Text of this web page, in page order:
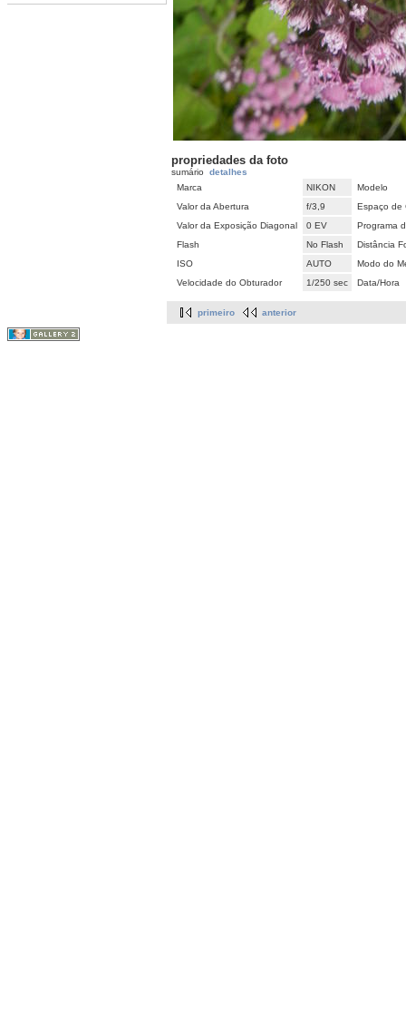
propriedades da foto
sumário detalhes
Marca
NIKON
Modelo
Valor da Abertura
f/3,9
Espaço de
Valor da Exposição Diagonal
0 EV
Programa
Flash
No Flash
Distância
ISO
AUTO
Modo do
Velocidade do Obturador
1/250 sec Data/Hora
primeiro anterior